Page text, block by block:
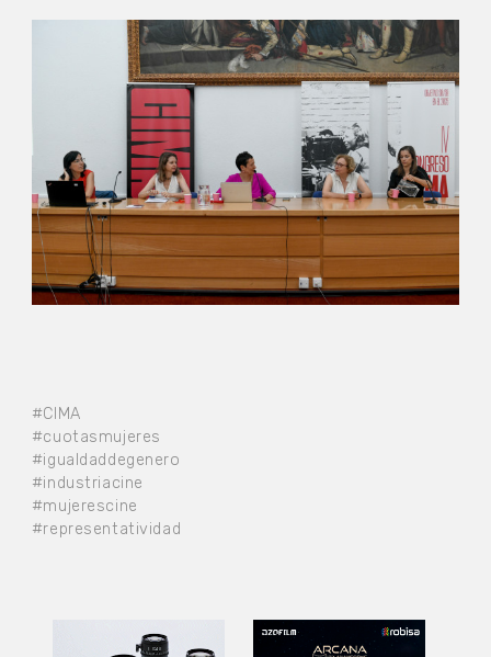
#CIMA
#cuotasmujeres
#igualdaddegenero
#industriacine
#mujerescine
#representatividad